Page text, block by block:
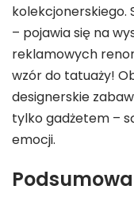
kolekcjonerskiego.
– pojawia się na
reklamowych
wzór do tatuaży!
designerskie
tylko gadżetem –
emocji.